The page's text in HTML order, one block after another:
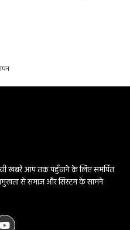
खबरें आप तक पहुँचाने के लिए समर्पित
से समाज और सिस्टम के सामने